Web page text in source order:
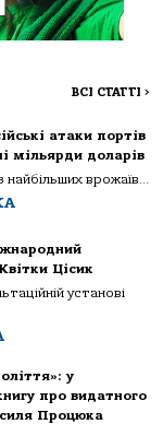
ВСІ СТАТТІ >
атаки портів
мільярди доларів
найбільших врожаїв...
Цісик
установі
у
про видатного
Процюка